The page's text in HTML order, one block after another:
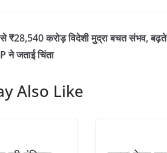
से ₹28,540 करोड़ विदेशी मुद्रा बचत संभव, बढ़ते
ने जताई चिंता
Also Like